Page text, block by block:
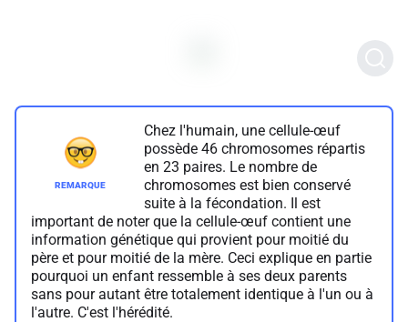
Chez l'humain, une cellule-œuf
possède 46 chromosomes répartis
en 23 paires. Le nombre de
chromosomes est bien conservé
suite à la fécondation. Il est
important de noter que la cellule-œuf contient une
information génétique qui provient pour moitié du
père et pour moitié de la mère. Ceci explique en partie
pourquoi un enfant ressemble à ses deux parents
sans pour autant être totalement identique à l'un ou à
l'autre. C'est l'hérédité.